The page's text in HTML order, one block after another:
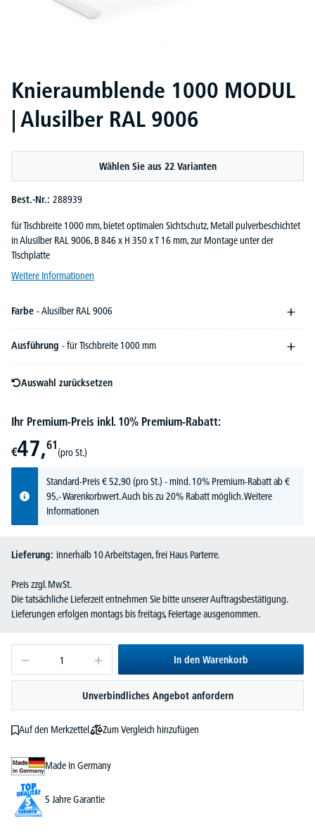
Knieraumblende 1000 MODUL
| Alusilber RAL 9006
Wählen Sie aus 22 Varianten
Best.-Nr.: 288939
für Tischbreite 1000 mm, bietet optimalen Sichtschutz, Metall pulverbeschichtet
in Alusilber RAL 9006, B 846 x H 350 x T 16 mm, zur Montage unter der
Tischplatte
Weitere Informationen
Farbe - Alusilber RAL 9006
Ausführung - für Tischbreite 1000 mm
Auswahl zurücksetzen
Ihr Premium-Preis inkl. 10% Premium-Rabatt:
€47,61
(pro St.)
Standard-Preis€ 52,90(pro St.) - mind. 10% Premium-Rabatt ab €
95,- Warenkorbwert. Auch bis zu 20% Rabatt möglich.Weitere
Informationen
Lieferung: innerhalb 10 Arbeitstagen, frei Haus Parterre.
Preis zzgl. MwSt.
Die tatsächliche Lieferzeit entnehmen Sie bitte unserer Auftragsbestätigung.
Lieferungen erfolgen montags bis freitags, Feiertage ausgenommen.
In den Warenkorb
Unverbindliches Angebot anfordern
Auf den Merkzettel Zum Vergleich hinzufügen
Made in Germany
5 Jahre Garantie